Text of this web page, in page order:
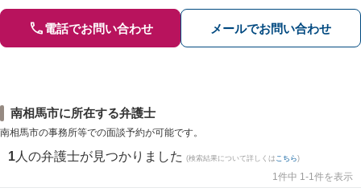
電話でお問い合わせ メールでお問い合わせ
南相馬市に所在する弁護士
南相馬市の事務所等での面談予約が可能です。
1 人の弁護士が見つかりました (検索結果について詳しくは こちら)
1件中 1-1件を表示